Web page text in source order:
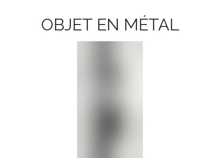
OBJET EN MÉTAL